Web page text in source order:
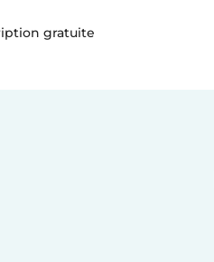
gratuite